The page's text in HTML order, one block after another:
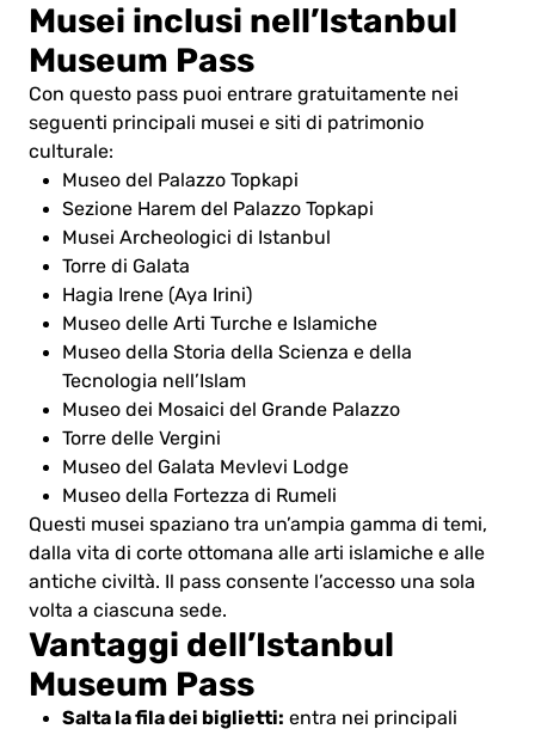
Musei inclusi nell’Istanbul
Museum Pass
Con questo pass puoi entrare gratuitamente nei
seguenti principali musei e siti di patrimonio
culturale:
Museo del Palazzo Topkapi
Sezione Harem del Palazzo Topkapi
Musei Archeologici di Istanbul
Torre di Galata
Hagia Irene (Aya Irini)
Museo delle Arti Turche e Islamiche
Museo della Storia della Scienza e della
Tecnologia nell’Islam
Museo dei Mosaici del Grande Palazzo
Torre delle Vergini
Museo del Galata Mevlevi Lodge
Museo della Fortezza di Rumeli
Questi musei spaziano tra un’ampia gamma di temi,
dalla vita di corte ottomana alle arti islamiche e alle
antiche civiltà. Il pass consente l’accesso una sola
volta a ciascuna sede.
Vantaggi dell’Istanbul
Museum Pass
Salta la fila dei biglietti: entra nei principali